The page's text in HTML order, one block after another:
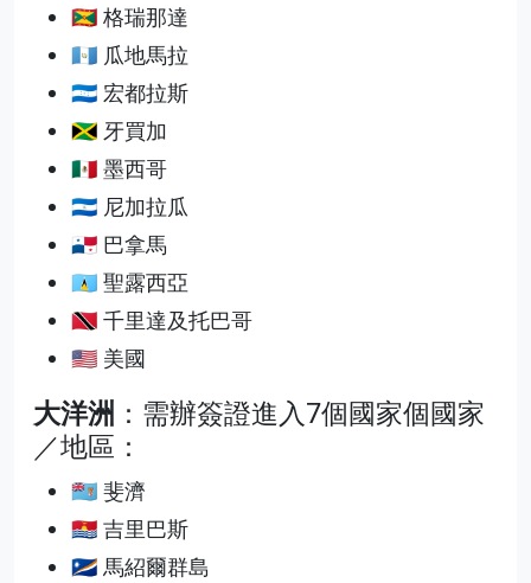
🇬🇩 格瑞那達
🇬🇹 瓜地馬拉
🇭🇳 宏都拉斯
🇯🇲 牙買加
🇲🇽 墨西哥
🇳🇮 尼加拉瓜
🇵🇦 巴拿馬
🇱🇨 聖露西亞
🇹🇹 千里達及托巴哥
🇺🇸 美國
大洋洲 ：需辦簽證進入7個國家個國家
／地區：
🇫🇯 斐濟
🇰🇮 吉里巴斯
🇲🇭 馬紹爾群島